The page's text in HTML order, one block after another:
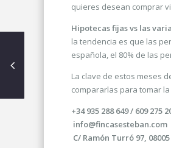
quieres desean comprar
Hipotecas fijas vs las
la tendencia es que las
española, el 80% de las
La clave de estos meses
compararlas para tomar
+34 935 288 649 / 609 275
info@fincasesteban.com
C/ Ramón Turró 97,